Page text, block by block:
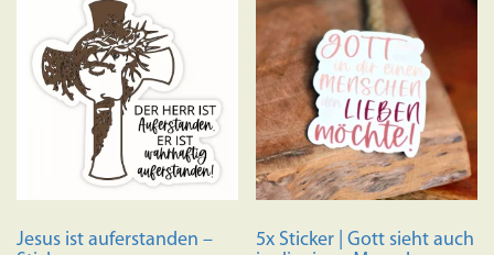
Jesus ist auferstanden –
5x Sticker | Gott sieht auch